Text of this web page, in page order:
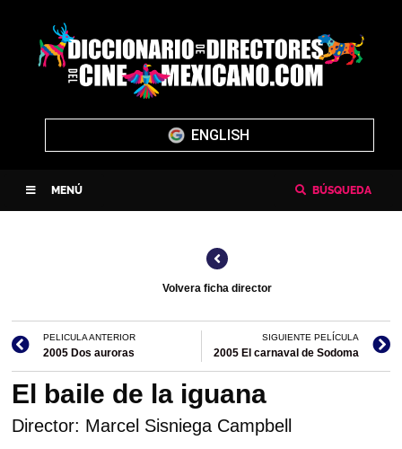
ENGLISH
MENÚ BÚSQUEDA
Volvera ficha director
PELICULA ANTERIOR
2005 Dos auroras
SIGUIENTE PELÍCULA
2005 El carnaval de Sodoma
El baile de la iguana
Director: Marcel Sisniega Campbell